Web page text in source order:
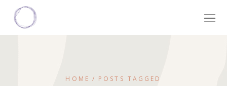
HOME
POSTS TAGGED